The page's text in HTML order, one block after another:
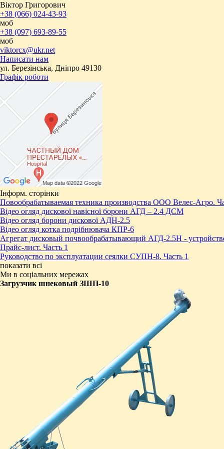
Віктор Григорович
+38 (066) 024-43-93
моб
+38 (097) 693-89-55
моб
viktorcx@ukr.net
Написати нам
ул. Березінська, Дніпро 49130
Графік роботи
Інформ. сторінки
Повообрабатываемая техника производства ООО Велес-Агро.
Відео огляд дискової навісної борони АГД – 2.4 ДСМ
Відео огляд борони дискової АДН-2.5
Відео огляд котка подрібнювача КПР-6
Агрегат дисковый почвообрабатывающий АГД-2.5Н -
Прайс-лист. Часть 1
Руководство по эксплуатации сеялки СУПН-8. Часть 1
показати всі
Ми в соціальних мережах
Загрузчик шнековый ЗШП-10